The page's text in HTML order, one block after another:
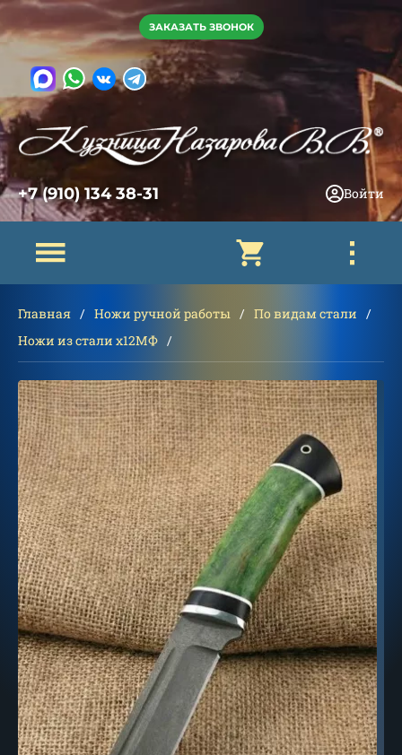
ЗАКАЗАТЬ ЗВОНОК
+7 (910) 134 38-31 Войти
Главная Ножи ручной работы
По видам стали
Ножи из стали х12МФ